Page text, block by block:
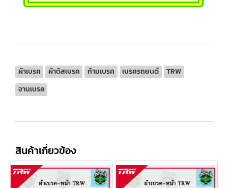
ผ้าเบรค ผ้าดิสเบรค ก้ามเบรค เบรครถยนต์
TRW
จานเบรค
สินค้าเกี่ยวข้อง